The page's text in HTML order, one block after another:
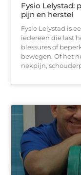
Fysio Lelystad:
pijn en herstel
Fysio Lelystad is
iedereen die last
blessures of
bewegen. Of het
nekpijn,